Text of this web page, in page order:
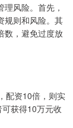
风险。首先，
规则和风险。其
数，避免过度放
配资10倍，则实
获得10万元收